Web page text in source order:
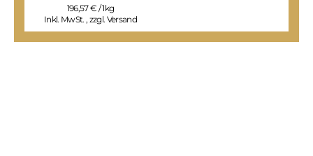
196,57 € / 1kg
Inkl. MwSt. , zzgl. Versand